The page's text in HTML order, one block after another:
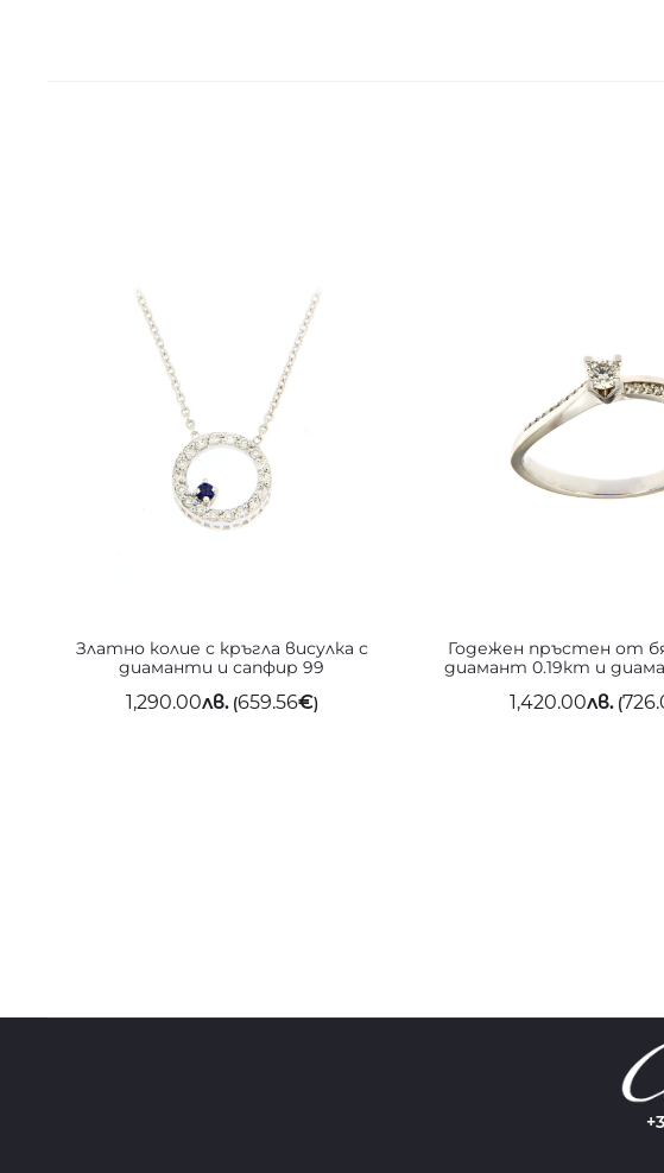
Златно колие с кръгла висулка с
диаманти и сапфир 99
1,290.00лв.(659.56€)
Годежен пръстен от
диамант 0.19кт и
1,420.00лв.(